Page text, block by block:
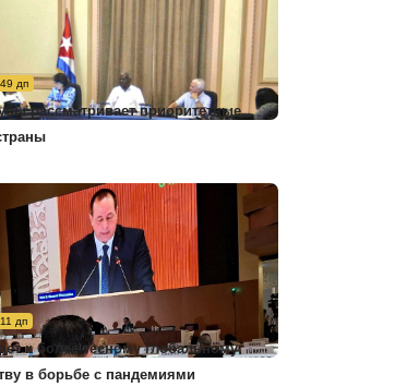
дп
рассматривает приоритетные
дп
к более тесному глобальному
в борьбе с пандемиями